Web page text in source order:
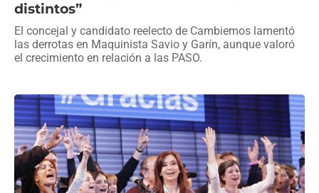
distintos”
El concejal y candidato reelecto de Cambiemos lamentó
las derrotas en Maquinista Savio y Garín, aunque valoró
el crecimiento en relación a las PASO.